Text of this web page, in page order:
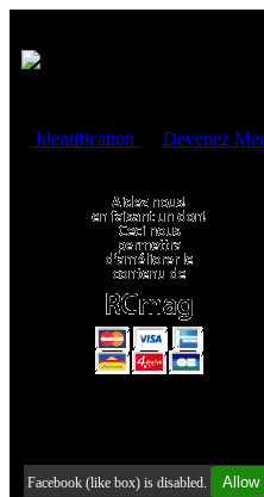
Identification
Devenez
Facebook (like box) is disabled. Allow
Cookies management panel